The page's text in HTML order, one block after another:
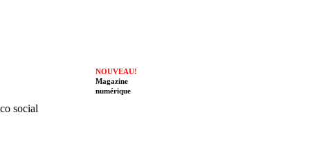
NOUVEAU!
Magazine
numérique
social